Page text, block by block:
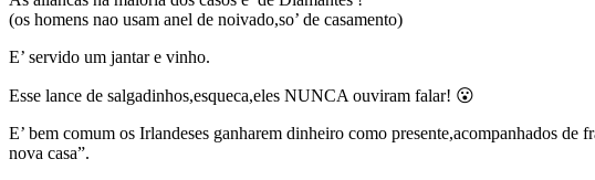
(os homens nao usam anel de noivado,so’ de casamento)
E’ servido um jantar e vinho.
Esse lance de salgadinhos,esqueca,eles NUNCA ouviram falar! 😮
E’ bem comum os Irlandeses ganharem dinheiro como presente,acompanhados
nova casa”.